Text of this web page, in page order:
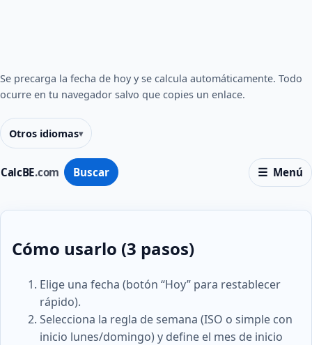
CalcBE.com Buscar Menú
Se precarga la fecha de hoy y se calcula automáticamente. Todo
ocurre en tu navegador salvo que copies un enlace.
Otros idiomas
Cómo usarlo (3 pasos)
Elige una fecha (botón “Hoy” para restablecer
rápido).
Selecciona la regla de semana (ISO o simple con
inicio lunes/domingo) y define el mes de inicio